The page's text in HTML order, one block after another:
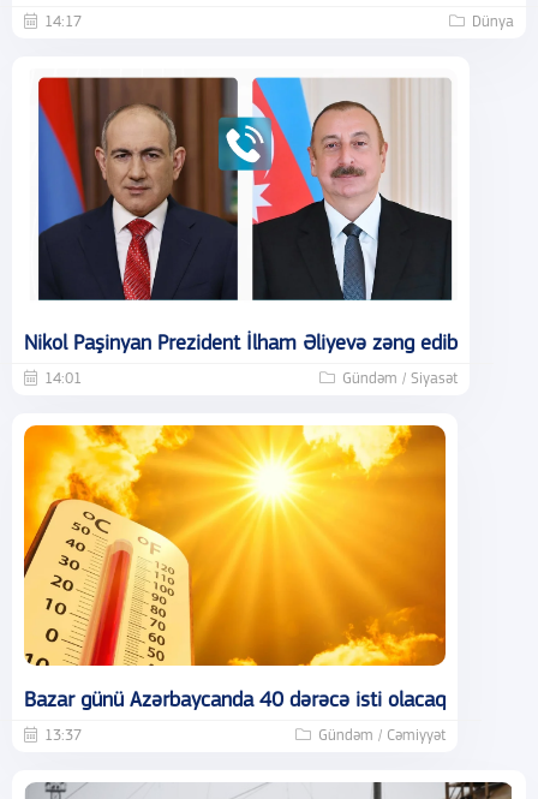
14:17 Dünya
Nikol Paşinyan Prezident İlham Əliyevə zəng edib
14:01 Gündəm / Siyasət
Bazar günü Azərbaycanda 40 dərəcə isti olacaq
13:37 Gündəm / Cəmiyyət